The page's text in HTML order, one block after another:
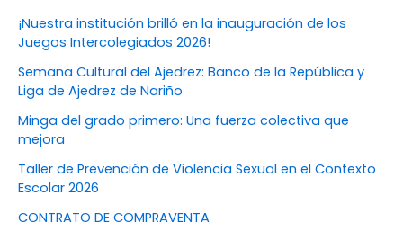
¡Nuestra institución brilló en la inauguración de los
Juegos Intercolegiados 2026!
Semana Cultural del Ajedrez: Banco de la República y
Liga de Ajedrez de Nariño
Minga del grado primero: Una fuerza colectiva que
mejora
Taller de Prevención de Violencia Sexual en el Contexto
Escolar 2026
CONTRATO DE COMPRAVENTA